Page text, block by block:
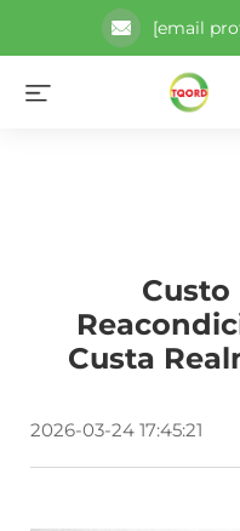
[email
Custa
2026-03-24 17:45:21